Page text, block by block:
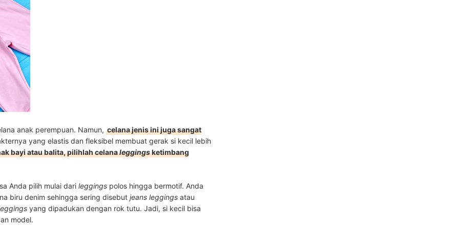
anak perempuan. Namun, celana jenis ini juga sangat
yang elastis dan fleksibel membuat gerak si kecil lebih
bayi atau balita, pilihlah celanaleggingsketimbang
Anda pilih mulai dari leggings polos hingga bermotif. Anda
biru denim sehingga sering disebut jeans leggings atau
yang dipadukan dengan rok tutu. Jadi, si kecil bisa
model.